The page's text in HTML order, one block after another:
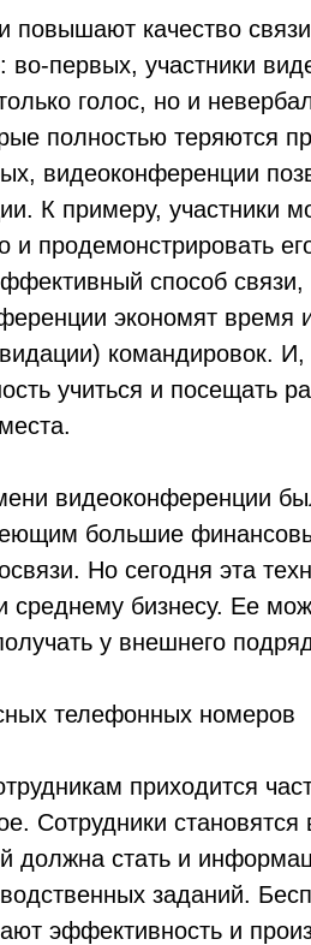
повышают качество
первых, участники
голос, но и
полностью теряются
видеоконференции
К примеру, участники
и продемонстрировать
способ
экономят время
командировок. И,
учиться и посещать
видеоконференции
большие
Но сегодня эта
среднему бизнесу. Ее
у внешнего
телефонных номеров
приходится
Сотрудники
должна стать и
заданий.
эффективность и